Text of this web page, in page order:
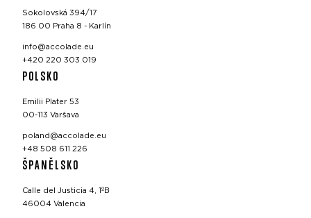
Sokolovská 394/17
186 00 Praha 8 - Karlín
info@accolade.eu
+420 220 303 019
POLSKO
Emilii Plater 53
00-113 Varšava
poland@accolade.eu
+48 508 611 226
ŠPANĚLSKO
Calle del Justicia 4, 1ºB
46004 Valencia